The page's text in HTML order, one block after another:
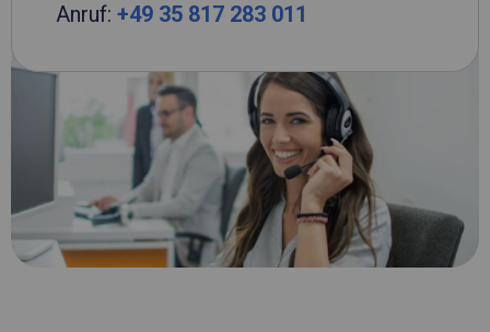
Anruf: +49 35 817 283 011